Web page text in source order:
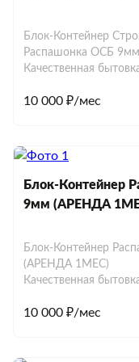
Блок-Контейнер
Распашонка ОСБ
Качественная
10 000 ₽/мес
Блок-Контейнер
9мм (АРЕНДА
Блок-Контейнер
(АРЕНДА 1МЕС)
Качественная
10 000 ₽/мес